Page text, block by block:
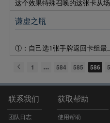
这个效果特殊召唤的这张卡从
谦虚之瓶
①：自己选1张手牌返回卡组最
1 584 585 586
联系我们
团队日志
获取帮助
使用帮助